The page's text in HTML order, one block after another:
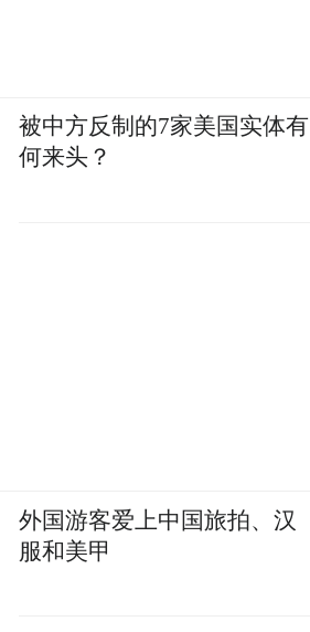
被中方反制的7家美国实体有
何来头？
外国游客爱上中国旅拍、汉
服和美甲